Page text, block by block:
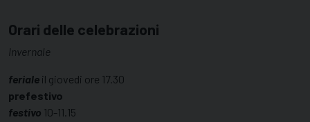
Orari delle celebrazioni
Invernale
feriale il giovedi ore 17.30
prefestivo
festivo 10-11.15